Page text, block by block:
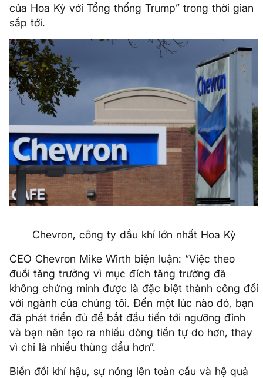
của Hoa Kỳ với Tổng thống Trump” trong thời gian
sắp tới.
Chevron, công ty dầu khí lớn nhất Hoa Kỳ
CEO Chevron Mike Wirth biện luận: “Việc theo
đuổi tăng trưởng vì mục đích tăng trưởng đã
không chứng minh được là đặc biệt thành công đối
với ngành của chúng tôi. Đến một lúc nào đó, bạn
đã phát triển đủ để bắt đầu tiến tới ngưỡng đỉnh
và bạn nên tạo ra nhiều dòng tiền tự do hơn, thay
vì chỉ là nhiều thùng dầu hơn”.
Biến đổi khí hậu, sự nóng lên toàn cầu và hệ quả